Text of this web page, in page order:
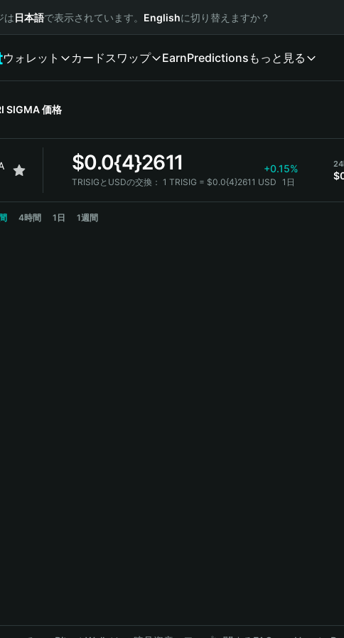
は日本語で表示されています。 Englishに切り替えますか？
ウォレット カードスワップ EarnPredictions もっと見る
SIGMA価格
$0.0{4}2611 +0.15%
TRISIGとUSDの交換： 1 TRISIG = $0.0{4}2611 USD 1日
24
4時間 1日 1週間